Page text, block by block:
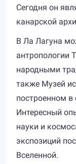
Сегодня он
канарской
В Ла Лагуна
антропологии
народными
также Музей
построенном в
Интересный
науки и
экспозиций
Вселенной.